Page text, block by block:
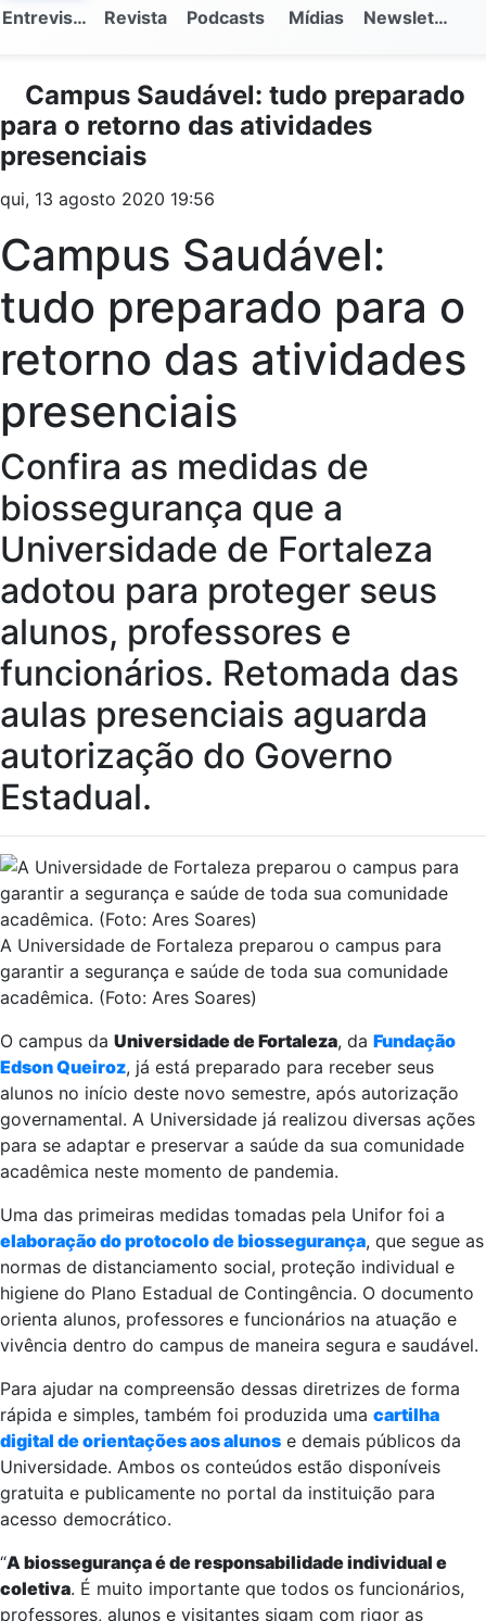
Entrevistas Revista Podcasts Mídias Newsletter
Campus Saudável: tudo preparado
para o retorno das atividades
presenciais
qui, 13 agosto 2020 19:56
Campus Saudável:
tudo preparado para o
retorno das atividades
presenciais
Confira as medidas de
biossegurança que a
Universidade de Fortaleza
adotou para proteger seus
alunos, professores e
funcionários. Retomada das
aulas presenciais aguarda
autorização do Governo
Estadual.
A Universidade de Fortaleza preparou o campus para
garantir a segurança e saúde de toda sua comunidade
acadêmica. (Foto: Ares Soares)
O campus da Universidade de Fortaleza, da Fundação
Edson Queiroz, já está preparado para receber seus
alunos no início deste novo semestre, após autorização
governamental. A Universidade já realizou diversas ações
para se adaptar e preservar a saúde da sua comunidade
acadêmica neste momento de pandemia.
Uma das primeiras medidas tomadas pela Unifor foi a
elaboração do protocolo de biossegurança, que segue as
normas de distanciamento social, proteção individual e
higiene do Plano Estadual de Contingência. O documento
orienta alunos, professores e funcionários na atuação e
vivência dentro do campus de maneira segura e saudável.
Para ajudar na compreensão dessas diretrizes de forma
rápida e simples, também foi produzida uma cartilha
digital de orientações aos alunos e demais públicos da
Universidade. Ambos os conteúdos estão disponíveis
gratuita e publicamente no portal da instituição para
acesso democrático.
“A biossegurança é de responsabilidade individual e
coletiva. É muito importante que todos os funcionários,
professores, alunos e visitantes sigam com rigor as